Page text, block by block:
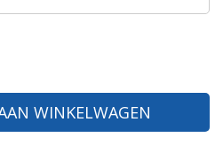
WINKELWAGEN